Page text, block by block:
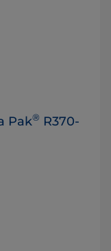
Pak® R370-